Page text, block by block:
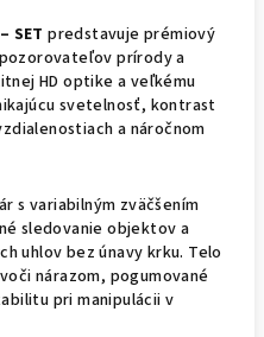
SET predstavuje prémiový
prírody a
HD optike a veľkému
svetelnosť, kontrast
a náročnom
s variabilným zväčšením
sledovanie objektov a
uhlov bez únavy krku. Telo
nárazom, pogumované
pri manipulácii v